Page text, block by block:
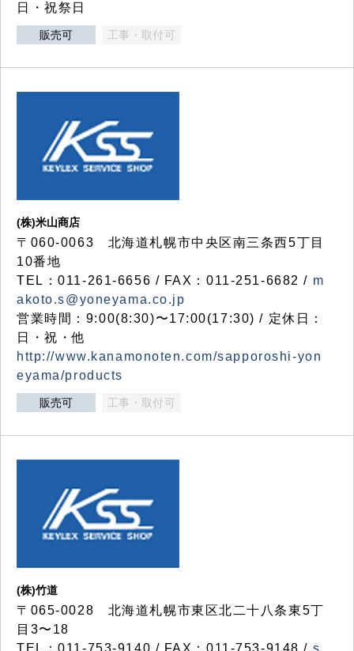
日・祝祭日
販売可 工事・取付可
(株)米山商店
〒060-0063 北海道札幌市中央区南三条西5丁目
10番地
TEL：011-261-6656 / FAX：011-251-6682 / m
akoto.s@yoneyama.co.jp
営業時間：9:00(8:30)〜17:00(17:30) / 定休日：
日・祝・他
http://www.kanamonoten.com/sapporoshi-yon
eyama/products
販売可 工事・取付可
(株)竹道
〒065-0028 北海道札幌市東区北二十八条東5丁
目3〜18
TEL：011-753-9140 / FAX：011-753-9148 / s